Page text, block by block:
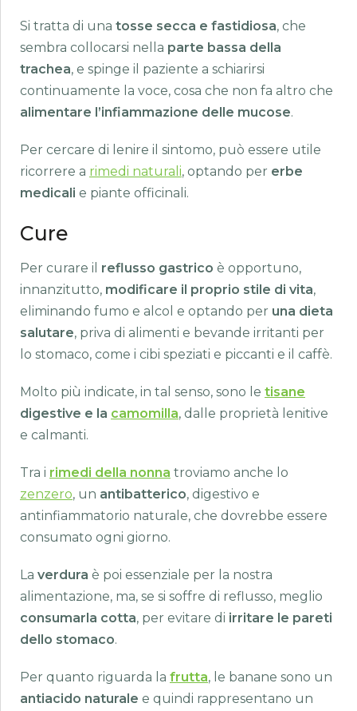
Si tratta di una tosse secca e fastidiosa, che
sembra collocarsi nella parte bassa della
trachea, e spinge il paziente a schiarirsi
continuamente la voce, cosa che non fa altro che
alimentare l’infiammazione delle mucose.
Per cercare di lenire il sintomo, può essere utile
ricorrere a rimedi naturali, optando per erbe
medicali e piante officinali.
Cure
Per curare il reflusso gastrico è opportuno,
innanzitutto, modificare il proprio stile di vita,
eliminando fumo e alcol e optando per una dieta
salutare, priva di alimenti e bevande irritanti per
lo stomaco, come i cibi speziati e piccanti e il caffè.
Molto più indicate, in tal senso, sono le tisane
digestive e la camomilla, dalle proprietà lenitive
e calmanti.
Tra i rimedi della nonna troviamo anche lo
zenzero, un antibatterico, digestivo e
antinfiammatorio naturale, che dovrebbe essere
consumato ogni giorno.
La verdura è poi essenziale per la nostra
alimentazione, ma, se si soffre di reflusso, meglio
consumarla cotta, per evitare di irritare le pareti
dello stomaco.
Per quanto riguarda la frutta, le banane sono un
antiacido naturale e quindi rappresentano un